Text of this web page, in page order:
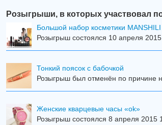
Розыгрыши, в которых участвовал
Большой набор косметики
Розыгрыш состоялся 10 апреля
Тонкий поясок с бабочкой
Розыгрыш был отменён по причине
Женские кварцевые часы «ok»
Розыгрыш состоялся 8 апреля 2015